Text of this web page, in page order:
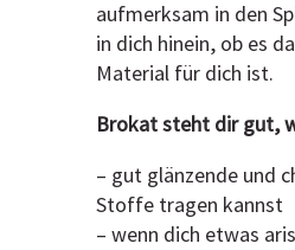
aufmerksam in den
in dich hinein, ob es
Material für dich ist.
Brokat steht dir gut,
– gut glänzende und
Stoffe tragen kannst
– wenn dich etwas